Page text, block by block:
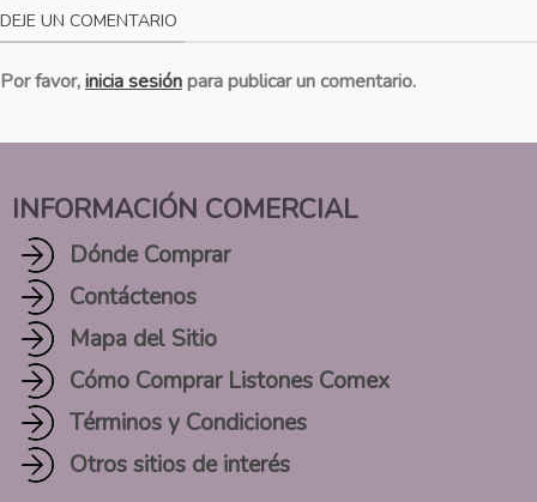
DEJE UN COMENTARIO
Por favor,inicia sesiónpara publicar un comentario.
INFORMACIÓN COMERCIAL
Dónde Comprar
Contáctenos
Mapa del Sitio
Cómo Comprar Listones Comex
Términos y Condiciones
Otros sitios de interés